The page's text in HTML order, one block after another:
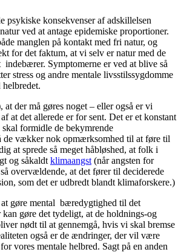
psykiske konsekvenser af adskillelsen
ved at antage epidemiske proportioner.
manglen på kontakt med fri natur, og
for det faktum, at vi selv er natur med de
indebærer. Symptomerne er ved at blive så
stress og andre mentale livsstilssygdomme
at der må gøres noget – eller også er vi
at det allerede er for sent. Det er et konstant
formidle de bekymrende
de vækker nok opmærksomhed til at føre til
at sprede så meget håbløshed, at folk i
og såkaldt klimaangst (når angsten for
overvældende, at det fører til deciderede
som det er udbredt blandt klimaforskere.)
at gøre mental bæredygtighed til det
gøre det tydeligt, at de holdnings-og
nødt til at gennemgå, hvis vi skal bremse
også er de ændringer, der vil være
vores mentale helbred. Sagt på en anden